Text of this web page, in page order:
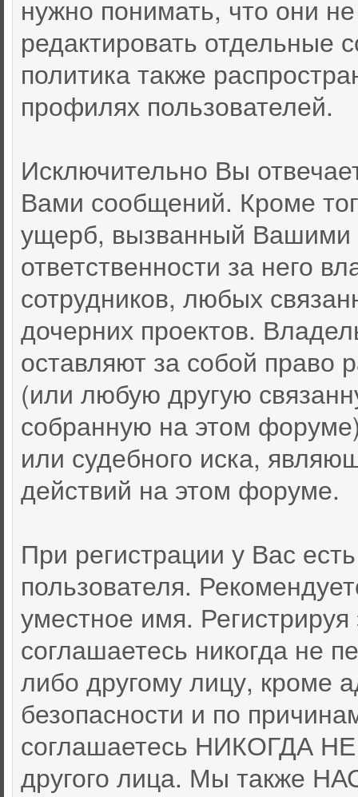
нужно понимать, что они
редактировать отдельные
политика также
профилях пользователей.
Исключительно Вы
Вами сообщений. Кроме
ущерб, вызванный Вашими
ответственности за него
сотрудников, любых
дочерних проектов.
оставляют за собой
(или любую другую
собранную на этом
или судебного иска,
действий на этом форуме.
При регистрации у Вас
пользователя.
уместное имя.
соглашаетесь никогда не
либо другому лицу, кроме
безопасности и по
соглашаетесь НИКОГДА НЕ
другого лица. Мы также